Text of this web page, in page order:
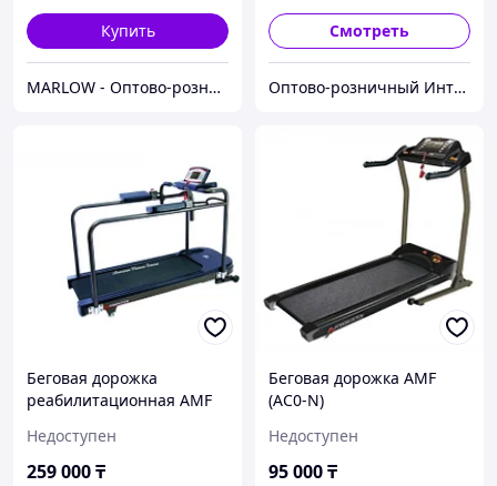
Купить
MARLOW - Оптово-розничный склад.
Смотреть
Оптово-розничный Интернет Магазин «KazGym»
Беговая дорожка
реабилитационная AMF
Недоступен
259 000₸
Беговая дорожка AMF
(AC0-N)
Недоступен
95 000₸